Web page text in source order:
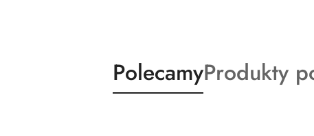
Produkty
o
PolecamyProdukty
o
Produkty